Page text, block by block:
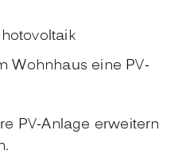
Wohnhaus eine PV-
PV-Anlage erweitern